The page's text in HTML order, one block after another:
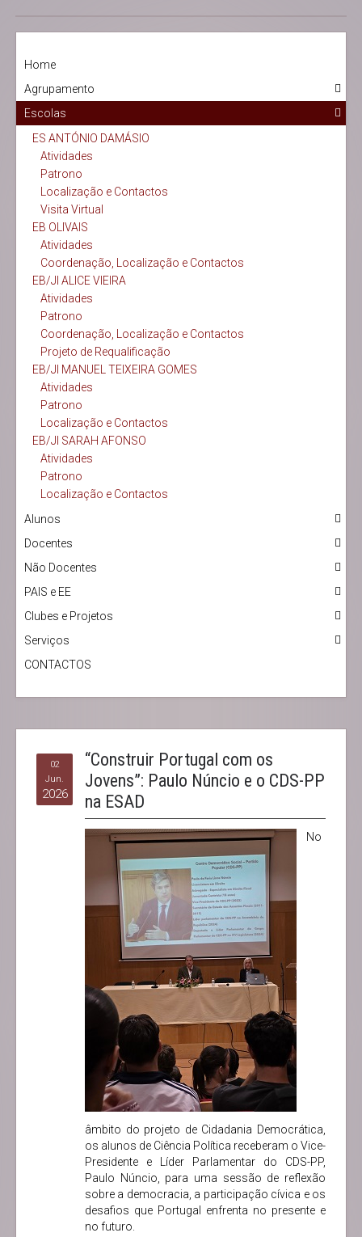
Home
Agrupamento
Escolas
ES ANTÓNIO DAMÁSIO
Atividades
Patrono
Localização e Contactos
Visita Virtual
EB OLIVAIS
Atividades
Coordenação, Localização e Contactos
EB/JI ALICE VIEIRA
Atividades
Patrono
Coordenação, Localização e Contactos
Projeto de Requalificação
EB/JI MANUEL TEIXEIRA GOMES
Atividades
Patrono
Localização e Contactos
EB/JI SARAH AFONSO
Atividades
Patrono
Localização e Contactos
Alunos
Docentes
Não Docentes
PAIS e EE
Clubes e Projetos
Serviços
CONTACTOS
02
Jun.
2026
“Construir Portugal com os
Jovens”: Paulo Núncio e o CDS-PP
na ESAD
No
âmbito do projeto de Cidadania Democrática,
os alunos de Ciência Política receberam o Vice-
Presidente e Líder Parlamentar do CDS-PP,
Paulo Núncio, para uma sessão de reflexão
sobre a democracia, a participação cívica e os
desafios que Portugal enfrenta no presente e
no futuro.